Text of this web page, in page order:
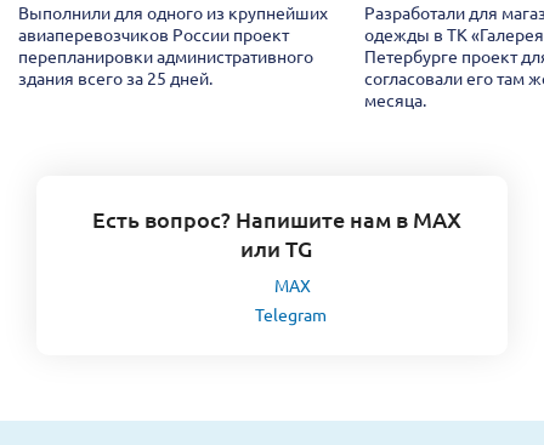
Выполнили для одного из крупнейших
авиаперевозчиков России проект
перепланировки административного
здания всего за 25 дней.
Разработали для
одежды в ТК
Петербурге проект
согласовали его там
месяца.
Есть вопрос? Напишите нам в MAX
или TG
MAX
Telegram